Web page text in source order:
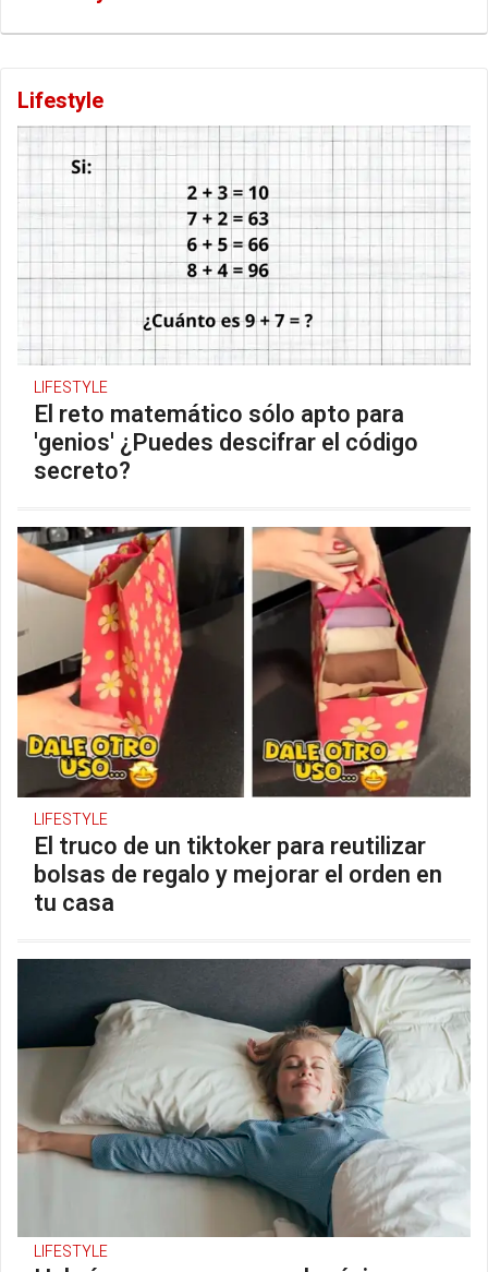
Lifestyle
LIFESTYLE
El reto matemático sólo apto para
'genios' ¿Puedes descifrar el código
secreto?
LIFESTYLE
El truco de un tiktoker para reutilizar
bolsas de regalo y mejorar el orden en
tu casa
LIFESTYLE